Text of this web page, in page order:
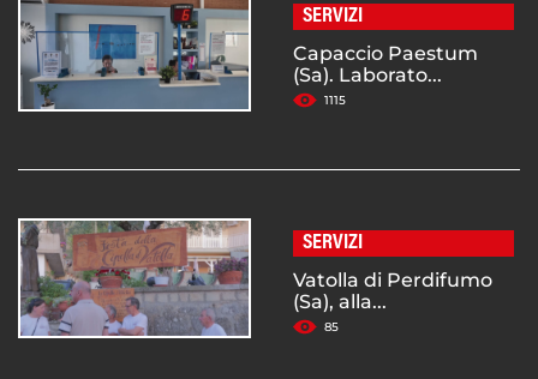
SERVIZI
Capaccio Paestum
(Sa). Laborato...
1115
SERVIZI
Vatolla di Perdifumo
(Sa), alla...
85